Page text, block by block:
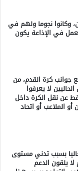
وكانوا نجوما ولهم في
في الإذاعة يكون
جوانب كرة القدم، من
لا يعرفوا
عن نقل الكرة داخل
الملاعب أو اتحاد
حاليا بسبب تدني مستوى
يلقون الدعم